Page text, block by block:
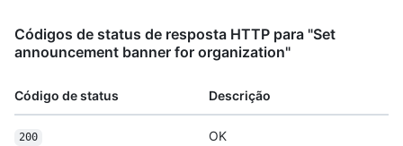
Códigos de status de resposta HTTP para "Set
announcement banner for organization"
Código de status Descrição
200 OK